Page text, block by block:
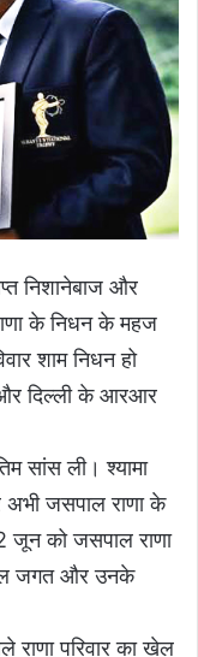
निशानेबाज और
के निधन के महज
शाम निधन हो
दिल्ली के आरआर
सांस ली। श्यामा
अभी जसपाल राणा के
जून को जसपाल राणा
जगत और उनके
परिवार का खेल